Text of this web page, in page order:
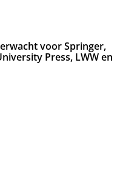
voor Springer,
Press, LWW en